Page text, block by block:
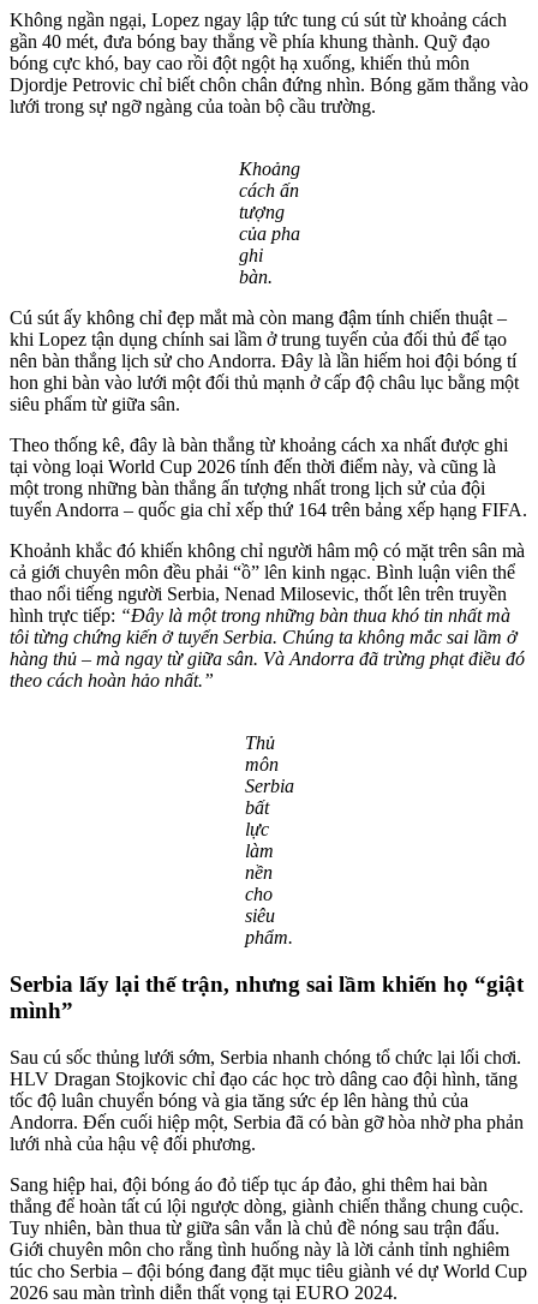
Không ngần ngại, Lopez ngay lập tức tung cú sút từ khoảng cách
gần 40 mét, đưa bóng bay thẳng về phía khung thành. Quỹ đạo
bóng cực khó, bay cao rồi đột ngột hạ xuống, khiến thủ môn
Djordje Petrovic chỉ biết chôn chân đứng nhìn. Bóng găm thẳng vào
lưới trong sự ngỡ ngàng của toàn bộ cầu trường.
Khoảng
cách ấn
tượng
của pha
ghi
bàn.
Cú sút ấy không chỉ đẹp mắt mà còn mang đậm tính chiến thuật –
khi Lopez tận dụng chính sai lầm ở trung tuyến của đối thủ để tạo
nên bàn thắng lịch sử cho Andorra. Đây là lần hiếm hoi đội bóng tí
hon ghi bàn vào lưới một đối thủ mạnh ở cấp độ châu lục bằng một
siêu phẩm từ giữa sân.
Theo thống kê, đây là bàn thắng từ khoảng cách xa nhất được ghi
tại vòng loại World Cup 2026 tính đến thời điểm này, và cũng là
một trong những bàn thắng ấn tượng nhất trong lịch sử của đội
tuyển Andorra – quốc gia chỉ xếp thứ 164 trên bảng xếp hạng FIFA.
Khoảnh khắc đó khiến không chỉ người hâm mộ có mặt trên sân mà
cả giới chuyên môn đều phải “ồ” lên kinh ngạc. Bình luận viên thể
thao nổi tiếng người Serbia, Nenad Milosevic, thốt lên trên truyền
hình trực tiếp: “Đây là một trong những bàn thua khó tin nhất mà
tôi từng chứng kiến ở tuyển Serbia. Chúng ta không mắc sai lầm ở
hàng thủ – mà ngay từ giữa sân. Và Andorra đã trừng phạt điều đó
theo cách hoàn hảo nhất.”
Thủ
môn
Serbia
bất
lực
làm
nền
cho
siêu
phẩm.
Serbia lấy lại thế trận, nhưng sai lầm khiến họ “giật
mình”
Sau cú sốc thủng lưới sớm, Serbia nhanh chóng tổ chức lại lối chơi.
HLV Dragan Stojkovic chỉ đạo các học trò dâng cao đội hình, tăng
tốc độ luân chuyển bóng và gia tăng sức ép lên hàng thủ của
Andorra. Đến cuối hiệp một, Serbia đã có bàn gỡ hòa nhờ pha phản
lưới nhà của hậu vệ đối phương.
Sang hiệp hai, đội bóng áo đỏ tiếp tục áp đảo, ghi thêm hai bàn
thắng để hoàn tất cú lội ngược dòng, giành chiến thắng chung cuộc.
Tuy nhiên, bàn thua từ giữa sân vẫn là chủ đề nóng sau trận đấu.
Giới chuyên môn cho rằng tình huống này là lời cảnh tỉnh nghiêm
túc cho Serbia – đội bóng đang đặt mục tiêu giành vé dự World Cup
2026 sau màn trình diễn thất vọng tại EURO 2024.